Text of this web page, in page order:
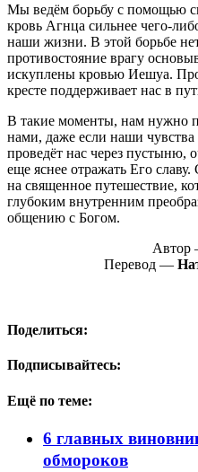
Мы ведём борьбу с помощью
кровь Агнца сильнее чего-
наши жизни. В этой борьбе
противостояние врагу
искуплены кровью Иешуа.
кресте поддерживает нас в
В такие моменты, нам нужно
нами, даже если наши
проведёт нас через пустыню,
еще яснее отражать Его
на священное путешествие,
глубоким внутренним
общению с Богом.
Перевод —
Поделиться:
Подписывайтесь:
Ещё по теме:
6 главных
обмороков